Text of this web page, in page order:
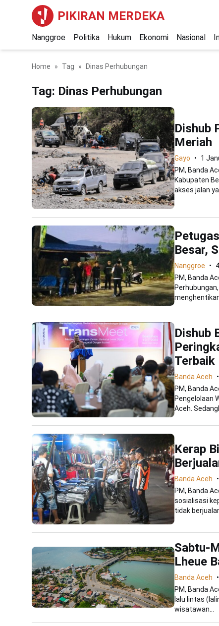
PIKIRAN MERDEKA
Nanggroe Politika Hukum Ekonomi Nasional
Home Tag Dinas Perhubungan
Tag: Dinas Perhubungan
Dishub
Meriah
Gayo
1
PM, Banda
Kabupaten
akses jalan
Besar,
Nanggroe
PM, Banda
menghentikan
Dishub
Terbaik
Banda Aceh
PM, Banda
Pengelolaan
Aceh.
Kerap
Banda Aceh
PM, Banda
sosialisasi
tidak
Sabtu-
Lheue
Banda Aceh
PM, Banda
lalu lintas
wisatawan...